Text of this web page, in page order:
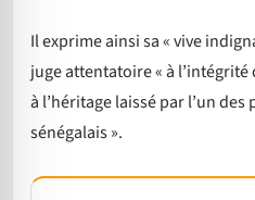
Il exprime ainsi sa « vive
juge attentatoire « à
à l’héritage laissé par l’un
sénégalais ».